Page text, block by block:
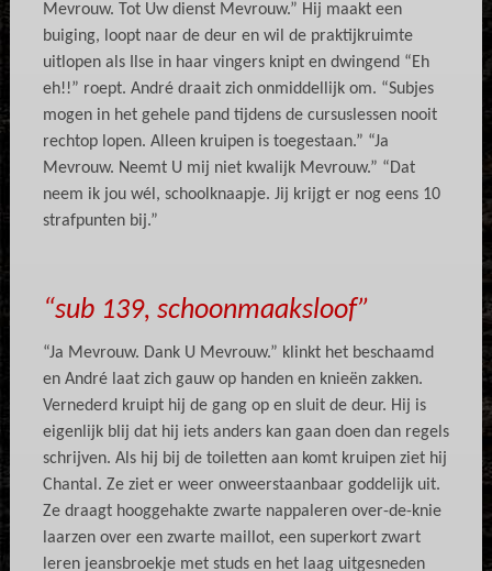
Mevrouw. Tot Uw dienst Mevrouw.” Hij maakt een
buiging, loopt naar de deur en wil de praktijkruimte
uitlopen als Ilse in haar vingers knipt en dwingend “Eh
eh!!” roept. André draait zich onmiddellijk om. “Subjes
mogen in het gehele pand tijdens de cursuslessen nooit
rechtop lopen. Alleen kruipen is toegestaan.” “Ja
Mevrouw. Neemt U mij niet kwalijk Mevrouw.” “Dat
neem ik jou wél, schoolknaapje. Jij krijgt er nog eens 10
strafpunten bij.”
“sub 139, schoonmaaksloof”
“Ja Mevrouw. Dank U Mevrouw.” klinkt het beschaamd
en André laat zich gauw op handen en knieën zakken.
Vernederd kruipt hij de gang op en sluit de deur. Hij is
eigenlijk blij dat hij iets anders kan gaan doen dan regels
schrijven. Als hij bij de toiletten aan komt kruipen ziet hij
Chantal. Ze ziet er weer onweerstaanbaar goddelijk uit.
Ze draagt hooggehakte zwarte nappaleren over-de-knie
laarzen over een zwarte maillot, een superkort zwart
leren jeansbroekje met studs en het laag uitgesneden